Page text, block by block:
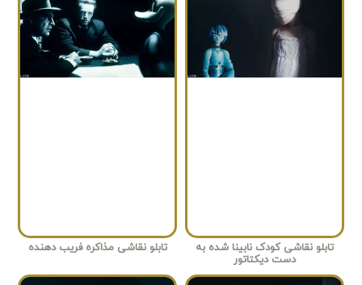
تابلو نقاشی کودک نابینا شده به
دست دیکتاتور
تابلو نقاشی مذاکره فریب دهنده